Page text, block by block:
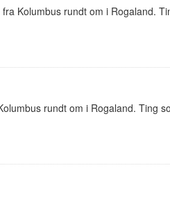
Kolumbus rundt om i Rogaland.
rundt om i Rogaland. Ting